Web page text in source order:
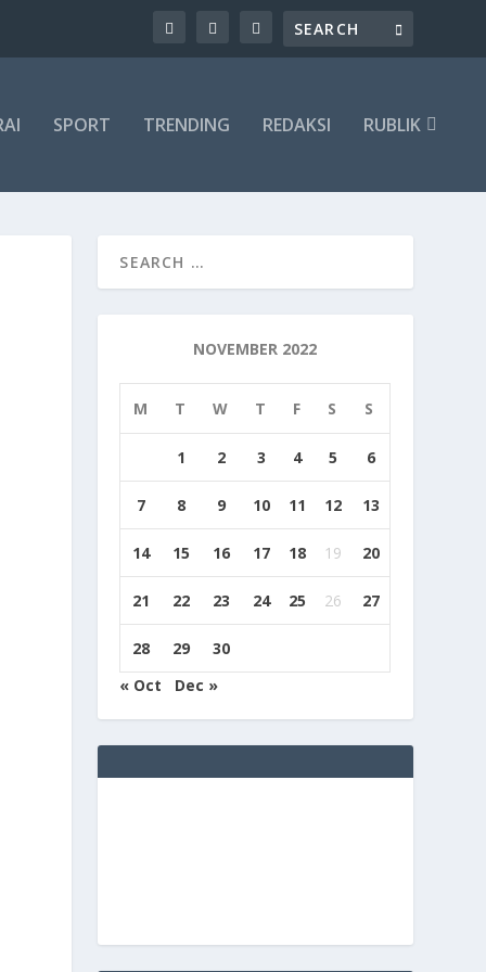
SPORT TRENDING REDAKSI RUBLIK
NOVEMBER 2022
M T W T F S S
1 2 3 4 5 6
7 8 9 10 11 12 13
14 15 16 17 18 19 20
21 22 23 24 25 26 27
28 29
30
« Oct
Dec »